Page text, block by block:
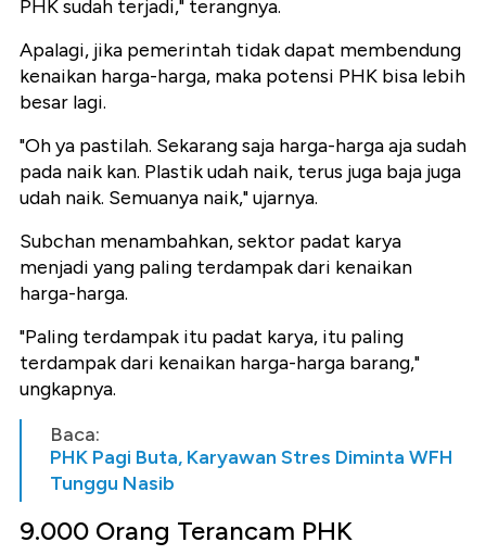
PHK sudah terjadi," terangnya.
Apalagi, jika pemerintah tidak dapat membendung
kenaikan harga-harga, maka potensi PHK bisa lebih
besar lagi.
"Oh ya pastilah. Sekarang saja harga-harga aja sudah
pada naik kan. Plastik udah naik, terus juga baja juga
udah naik. Semuanya naik," ujarnya.
Subchan menambahkan, sektor padat karya
menjadi yang paling terdampak dari kenaikan
harga-harga.
"Paling terdampak itu padat karya, itu paling
terdampak dari kenaikan harga-harga barang,"
ungkapnya.
Baca:
PHK Pagi Buta, Karyawan Stres Diminta WFH
Tunggu Nasib
9.000 Orang Terancam PHK